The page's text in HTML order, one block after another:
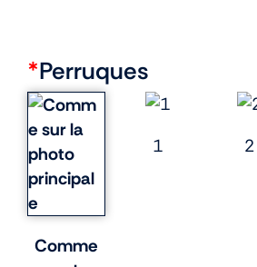
*Perruques
Comme
1 2